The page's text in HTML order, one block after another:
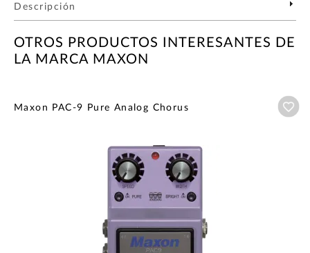
Descripción
OTROS PRODUCTOS INTERESANTES DE
LA MARCA MAXON
Maxon PAC-9 Pure Analog Chorus